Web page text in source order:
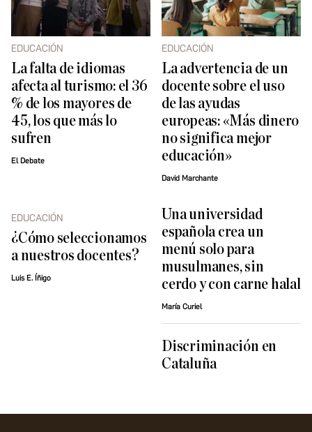
EDUCACIÓN
La falta de idiomas
afecta al turismo: el 36
% de los mayores de
45, los que más lo
sufren
El Debate
EDUCACIÓN
La advertencia de un
docente sobre el uso
de las ayudas
europeas: «Más dinero
no significa mejor
educación»
David Marchante
EDUCACIÓN
¿Cómo seleccionamos
a nuestros docentes?
Luis E. Íñigo
Una universidad
española crea un
menú solo para
musulmanes, sin
cerdo y con carne halal
María Curiel
Discriminación en
Cataluña